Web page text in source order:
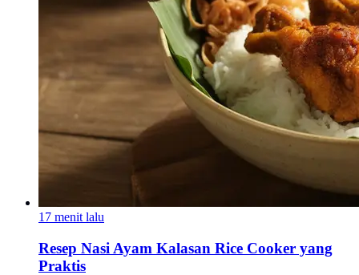
17 menit lalu
Resep Nasi Ayam Kalasan Rice Cooker yang
Praktis